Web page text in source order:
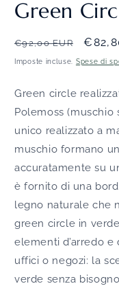
Green
Prezzo
di
€92,00 EUR
Imposte incluse. Spese di
Green circle
Polemoss (muschio
unico realizzato a
muschio formano
accuratamente su
è fornito di una
legno naturale che
green circle in
elementi d’arredo
uffici o negozi: la
verde senza